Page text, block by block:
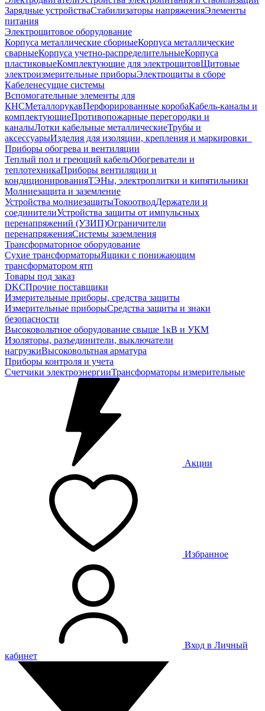
Зарядные устройстваСтабилизаторы напряженияЭлементы
питания
Электрощитовое оборудование
Корпуса металлические сборныеКорпуса металлические
сварныеКорпуса учетно-распределительныеКорпуса
пластиковыеКомплектующие для электрощитовЩитовые
электроизмерительные приборыЭлектрощиты в сборе
Кабеленесущие системы
Вспомогательные элементы для
КНСМеталлорукавПерфорированные коробаКабель-каналы и
комплектующиеПротивопожарные перегородки и
каналыЛотки кабельные металлическиеТрубы и
аксессуарыИзделия для изоляции, крепления и маркировки
Приборы обогрева и вентиляции
Теплый пол и греющий кабельОбогреватели и
теплотехникаПриборы вентиляции и
кондиционированияТЭНы, электроплитки и кипятильники
Молниезащита и заземление
Устройства молниезащитыТокоотводДержатели и
соединителиУстройства защиты от импульсных
перенапряжений (УЗИП)Ограничители
перенапряженияСистемы заземления
Трансформаторное оборудование
Сухие трансформаторыЯщики с понижающим
трансформатором ятп
Товары под заказ
DKCПрочие поставщики
Измерительные приборы, средства защиты
Измерительные приборыСредства защиты и знаки
безопасности
Высоковольтное оборудование свыше 1кВ и УКМ
Изоляторы, разъединители, выключатели
нагрузкиВысоковольтная арматура
Приборы контроля и учета
Счетчики электроэнергииТрансформаторы измерительные
Акции
Избранное
Вход в Личный
кабинет